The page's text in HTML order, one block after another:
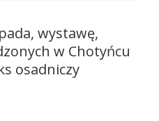
wystawę,
w Chotyńcu
osadniczy